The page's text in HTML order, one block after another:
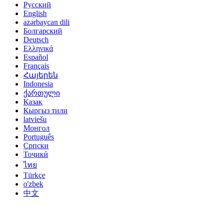
Русский
English
azərbaycan dili
Болгарский
Deutsch
Ελληνικά
Español
Français
Հայերեն
Indonesia
ქართული
Қазақ
Кыргыз тили
latviešu
Монгол
Português
Српски
Тоҷикӣ
ไทย
Türkçe
o'zbek
中文